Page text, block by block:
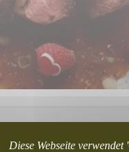
Diese Webseite